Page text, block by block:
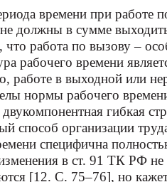
времени при работе
должны в сумме
что работа по вызову –
рабочего времени
работе в выходной или
нормы рабочего
гибкая
способ организации
специфична
в ст. 91 ТК РФ
[12. С. 75–76], но